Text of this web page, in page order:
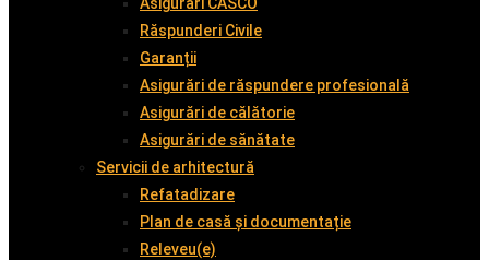
Răspunderi Civile
Garanții
Asigurări de răspundere profesională
Asigurări de călătorie
Asigurări de sănătate
Servicii de arhitectură
Refatadizare
Plan de casă și documentație
Releveu(e)